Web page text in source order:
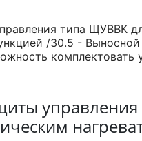
типа ЩУВВК
/30.5 -